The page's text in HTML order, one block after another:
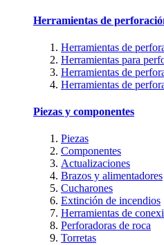
Herramientas de
Herramientas de
Herramientas para
Herramientas de
Herramientas de
Piezas y componentes
Piezas
Componentes
Actualizaciones
Brazos y alimentadores
Cucharones
Extinción de incendios
Herramientas de
Perforadoras de roca
Torretas